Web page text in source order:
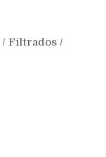
/ Filtrados /